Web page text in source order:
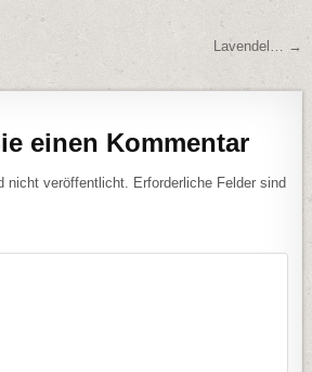
Lavendel… →
einen Kommentar
nicht veröffentlicht.
Erforderliche Felder sind